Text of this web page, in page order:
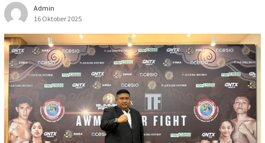
Admin
16 Oktober 2025